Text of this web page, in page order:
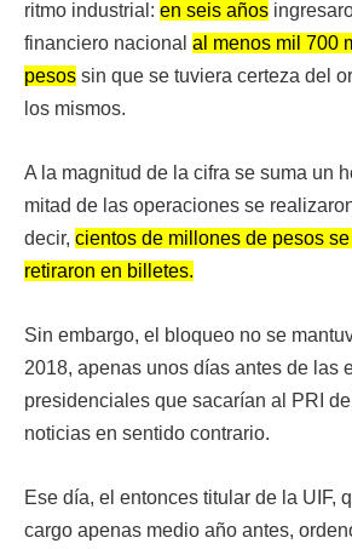
ritmo industrial: en seis años
financiero nacional al menos mil 700
pesos sin que se tuviera certeza del
los mismos.
A la magnitud de la cifra se suma un
mitad de las operaciones se
decir, cientos de millones de pesos
retiraron en billetes.
Sin embargo, el bloqueo no se
2018, apenas unos días antes de las
presidenciales que sacarían al PRI
noticias en sentido contrario.
Ese día, el entonces titular de la UIF,
cargo apenas medio año antes,